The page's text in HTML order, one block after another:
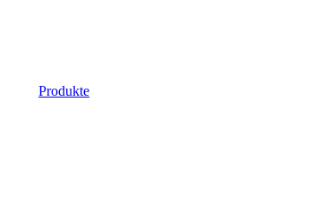
Produkte